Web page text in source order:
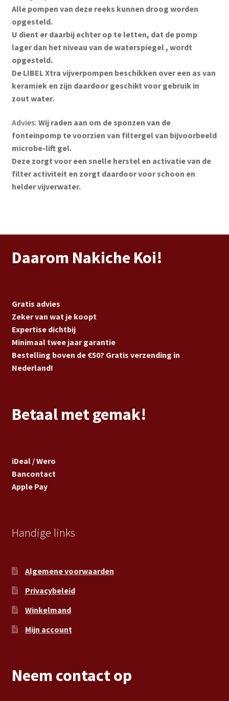
Alle pompen van deze reeks kunnen droog worden
opgesteld.
U dient er daarbij echter op te letten, dat de pomp
lager dan het niveau van de waterspiegel , wordt
opgesteld.
De LIBEL Xtra vijverpompen beschikken over een as van
keramiek en zijn daardoor geschikt voor gebruik in
zout water.
Advies: Wij raden aan om de sponzen van de
fonteinpomp te voorzien van filtergel van bijvoorbeeld
microbe-lift gel.
Deze zorgt voor een snelle herstel en activatie van de
filter activiteit en zorgt daardoor voor schoon en
helder vijverwater.
Daarom Nakiche Koi!
Gratis advies
Zeker van wat je koopt
Expertise dichtbij
Minimaal twee jaar garantie
Bestelling boven de €50? Gratis verzending in
Nederland!
Betaal met gemak!
iDeal / Wero
Bancontact
Apple Pay
Handige links
Algemene voorwaarden
Privacybeleid
Winkelmand
Mijn account
Neem contact op